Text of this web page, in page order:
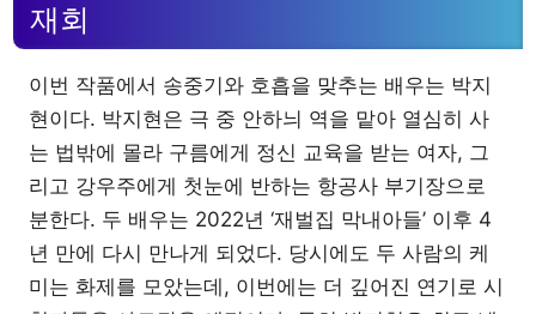
재회
이번 작품에서 송중기와 호흡을 맞추는 배우는 박지
현이다. 박지현은 극 중 안하늬 역을 맡아 열심히 사
는 법밖에 몰라 구름에게 정신 교육을 받는 여자, 그
리고 강우주에게 첫눈에 반하는 항공사 부기장으로
분한다. 두 배우는 2022년 ‘재벌집 막내아들’ 이후 4
년 만에 다시 만나게 되었다. 당시에도 두 사람의 케
미는 화제를 모았는데, 이번에는 더 깊어진 연기로 시